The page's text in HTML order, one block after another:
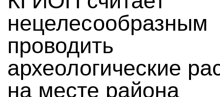
нецелесообразным
проводить
археологические
на месте района